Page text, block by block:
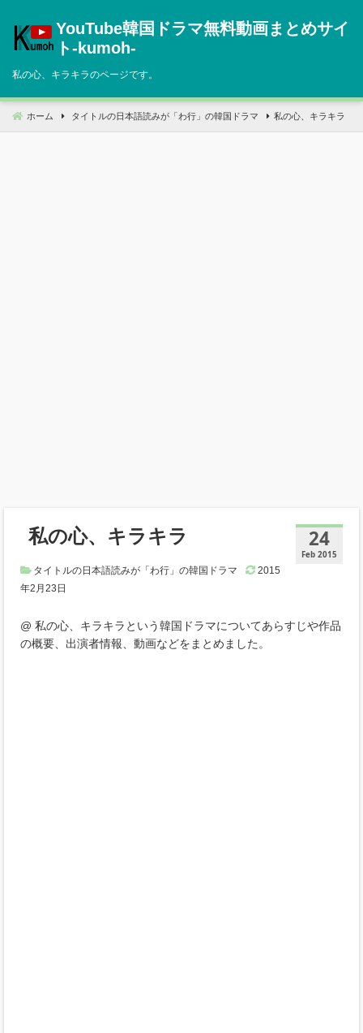
へ
動
YouTube韓国ドラマ無料動画まとめサイ
ト‐kumoh‐
私の心、キラキラのページです。
ホーム タイトルの日本語読みが「わ行」の韓国ドラマ 私の心、キラキラ
24
Feb 2015
私の心、キラキラ
タイトルの日本語読みが「わ行」の韓国ドラマ
2015
年2月23日
@ 私の心、キラキラという韓国ドラマについてあらすじや作品
の概要、出演者情報、動画などをまとめました。